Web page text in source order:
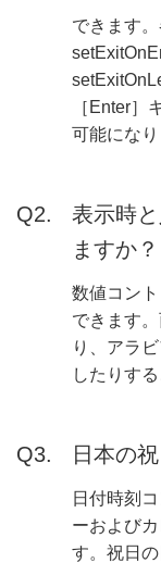
できます
［Enter］
可能になり
表示時
ますか？
数値コン
できます
り、アラ
したりす
日本の
日付時刻
ーおよび
す。祝日